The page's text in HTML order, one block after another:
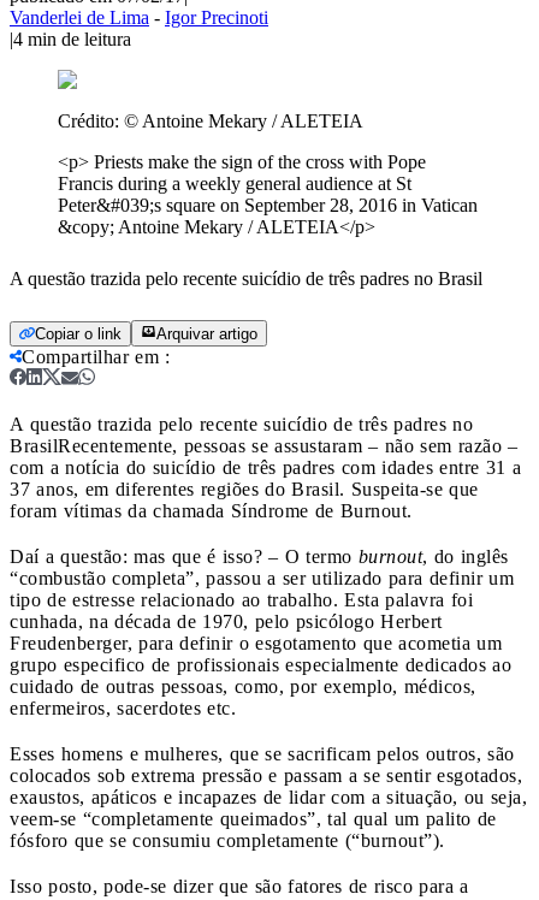
Vanderlei de Lima - Igor Precinoti
|4 min de leitura
Crédito: © Antoine Mekary / ALETEIA
<p> Priests make the sign of the cross with Pope
Francis during a weekly general audience at St
Peter&#039;s square on September 28, 2016 in Vatican
&copy; Antoine Mekary / ALETEIA</p>
A questão trazida pelo recente suicídio de três padres no Brasil
Copiar o link Arquivar artigo
Compartilhar em :
A questão trazida pelo recente suicídio de três padres no
BrasilRecentemente, pessoas se assustaram – não sem razão –
com a notícia do suicídio de três padres com idades entre 31 a
37 anos, em diferentes regiões do Brasil. Suspeita-se que
foram vítimas da chamada Síndrome de Burnout.
Daí a questão: mas que é isso? – O termo burnout, do inglês
“combustão completa”, passou a ser utilizado para definir um
tipo de estresse relacionado ao trabalho. Esta palavra foi
cunhada, na década de 1970, pelo psicólogo Herbert
Freudenberger, para definir o esgotamento que acometia um
grupo especifico de profissionais especialmente dedicados ao
cuidado de outras pessoas, como, por exemplo, médicos,
enfermeiros, sacerdotes etc.
Esses homens e mulheres, que se sacrificam pelos outros, são
colocados sob extrema pressão e passam a se sentir esgotados,
exaustos, apáticos e incapazes de lidar com a situação, ou seja,
veem-se “completamente queimados”, tal qual um palito de
fósforo que se consumiu completamente (“burnout”).
Isso posto, pode-se dizer que são fatores de risco para a